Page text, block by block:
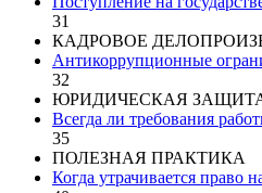
31
КАДРОВОЕ
Антикоррупционные
32
ЮРИДИЧЕСКАЯ
Всегда ли требования
35
ПОЛЕЗНАЯ ПРАКТИКА
Когда утрачивается право